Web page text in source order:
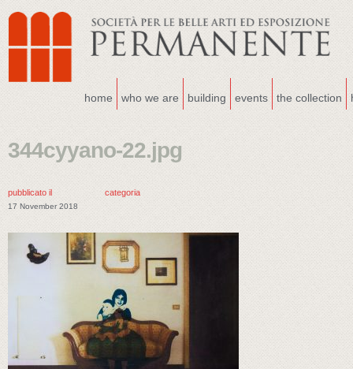
home who we are building events the collection
344cyyano-22.jpg
pubblicato il
17 November 2018
categoria